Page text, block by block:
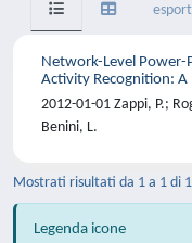
Network-Level Power-
Activity Recognition: A
2012-01-01 Zappi, P.;
Benini, L.
Mostrati risultati da 1 a 1 di 1
Legenda icone